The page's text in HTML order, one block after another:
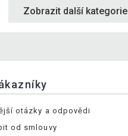
Zobrazit další kategorie
otázky a odpovědi
od smlouvy